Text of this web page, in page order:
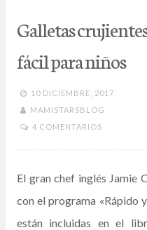
Galletas
fácil para niños
10 DICIEMBRE, 2017
MAMISTARSBLOG
4 COMENTARIOS
El gran chef inglés Jamie
con el programa «Rápido
están incluidas en el